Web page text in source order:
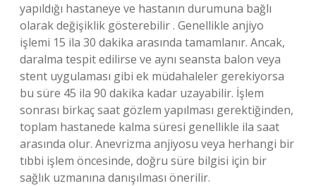
yapıldığı hastaneye ve hastanın durumuna bağlı
olarak değişiklik gösterebilir . Genellikle anjiyo
işlemi 15 ila 30 dakika arasında tamamlanır. Ancak,
daralma tespit edilirse ve aynı seansta balon veya
stent uygulaması gibi ek müdahaleler gerekiyorsa
bu süre 45 ila 90 dakika kadar uzayabilir. İşlem
sonrası birkaç saat gözlem yapılması gerektiğinden,
toplam hastanede kalma süresi genellikle ila saat
arasında olur. Anevrizma anjiyosu veya herhangi bir
tıbbi işlem öncesinde, doğru süre bilgisi için bir
sağlık uzmanına danışılması önerilir.